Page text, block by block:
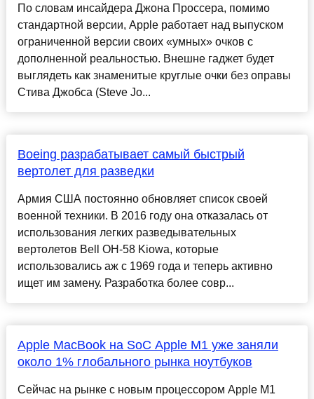
По словам инсайдера Джона Проссера, помимо
стандартной версии, Apple работает над выпуском
ограниченной версии своих «умных» очков с
дополненной реальностью. Внешне гаджет будет
выглядеть как знаменитые круглые очки без оправы
Стива Джобса (Steve Jo...
Boeing разрабатывает самый быстрый
вертолет для разведки
Армия США постоянно обновляет список своей
военной техники. В 2016 году она отказалась от
использования легких разведывательных
вертолетов Bell OH-58 Kiowa, которые
использовались аж с 1969 года и теперь активно
ищет им замену. Разработка более совр...
Apple MacBook на SoC Apple M1 уже заняли
около 1% глобального рынка ноутбуков
Сейчас на рынке с новым процессором Apple M1